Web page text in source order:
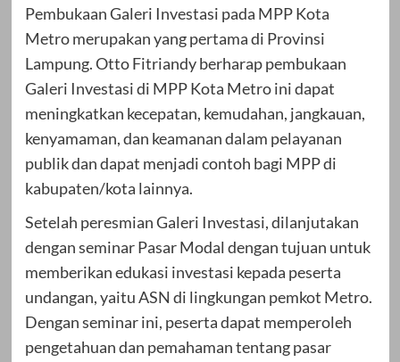
Pembukaan Galeri Investasi pada MPP Kota
Metro merupakan yang pertama di Provinsi
Lampung. Otto Fitriandy berharap pembukaan
Galeri Investasi di MPP Kota Metro ini dapat
meningkatkan kecepatan, kemudahan, jangkauan,
kenyamaman, dan keamanan dalam pelayanan
publik dan dapat menjadi contoh bagi MPP di
kabupaten/kota lainnya.
Setelah peresmian Galeri Investasi, dilanjutakan
dengan seminar Pasar Modal dengan tujuan untuk
memberikan edukasi investasi kepada peserta
undangan, yaitu ASN di lingkungan pemkot Metro.
Dengan seminar ini, peserta dapat memperoleh
pengetahuan dan pemahaman tentang pasar